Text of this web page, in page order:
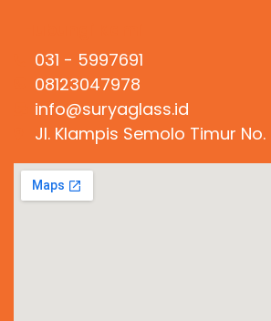
031 - 5997691
08123047978
info@suryaglass.id
Jl. Klampis Semolo Timur No.